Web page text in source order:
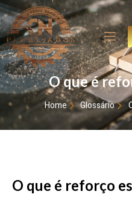
O que é
Home Glossário
O que é reforço